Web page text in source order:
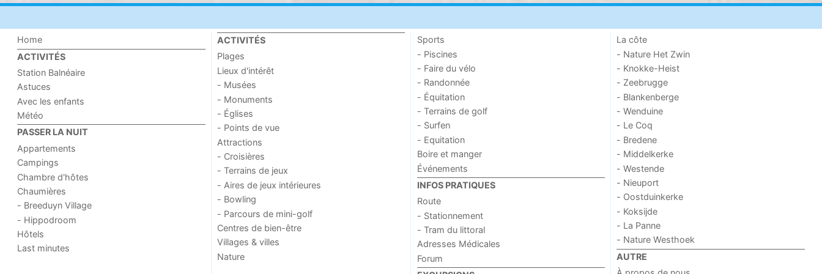
Home
ACTIVITÉS
Station Balnéaire
Astuces
Avec les enfants
Météo
PASSER LA NUIT
Appartements
Campings
Chambre d'hôtes
Chaumières
- Breeduyn Village
- Hippodroom
Hôtels
Last minutes
ACTIVITÉS
Plages
Lieux d'intérêt
- Musées
- Monuments
- Églises
- Points de vue
Attractions
- Croisières
- Terrains de jeux
- Aires de jeux intérieures
- Bowling
- Parcours de mini-golf
Centres de bien-être
Villages & villes
Nature
Sports
- Piscines
- Faire du vélo
- Randonnée
- Équitation
- Terrains de golf
- Surfen
- Equitation
Boire et manger
Événements
INFOS PRATIQUES
Route
- Stationnement
- Tram du littoral
Adresses Médicales
Forum
La côte
- Nature Het Zwin
- Knokke-Heist
- Zeebrugge
- Blankenberge
- Wenduine
- Le Coq
- Bredene
- Middelkerke
- Westende
- Nieuport
- Oostduinkerke
- Koksijde
- La Panne
- Nature Westhoek
AUTRE